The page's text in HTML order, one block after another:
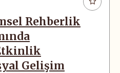
Rehberlik
Gelişim